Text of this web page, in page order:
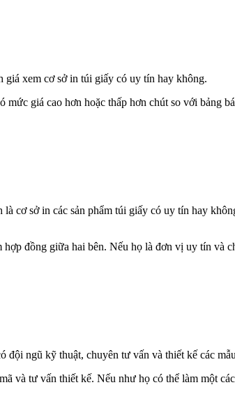
giá xem cơ sở in túi giấy có uy tín hay không.
giá cao hơn hoặc thấp hơn chút so với bảng
cơ sở in các sản phẩm túi giấy có uy tín hay
đồng giữa hai bên. Nếu họ là đơn vị uy tín và
ngũ kỹ thuật, chuyên tư vấn và thiết kế các
và tư vấn thiết kế. Nếu như họ có thể làm một